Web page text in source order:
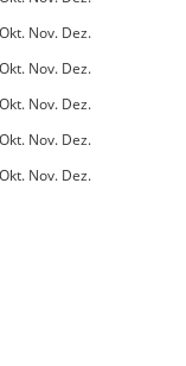
Okt. Nov. Dez.
Okt. Nov. Dez.
Okt. Nov. Dez.
Okt. Nov. Dez.
Okt. Nov. Dez.